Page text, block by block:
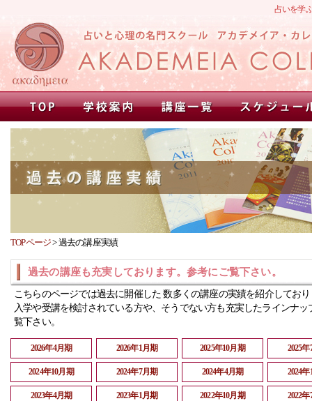
占いを学
TOPページ>過去の講座実績
過去の講座も充実しております。参考にご覧下さい。
こちらのページでは過去に開催した 数多くの講座の実績を紹介してお
入学や受講を検討されている方や、そうでない方も充実したラインナッ
覧下さい。
2026年4月期 2026年1月期 2025年10月期 2025
2024年10月期 2024年7月期 2024年4月期 2024
2023年4月期 2023年1月期 2022年10月期 2022